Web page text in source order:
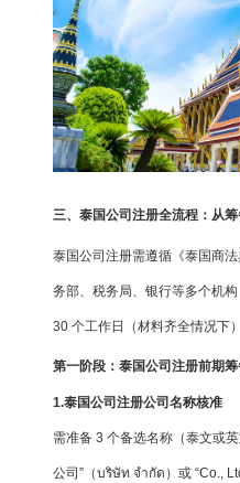
三、泰国公司注册全流程：从
泰国公司注册需遵循《泰国商
务部、税务局、银行等多个机
30 个工作日（材料齐全情况下
第一阶段：泰国公司注册前期筹
1.泰国公司注册公司名称核准
需准备 3 个备选名称（泰文或
公司”（บริษัท จำกัด）或 “Co.,